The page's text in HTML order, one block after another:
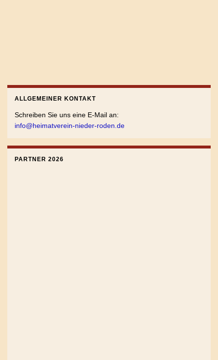
ALLGEMEINER KONTAKT
Schreiben Sie uns eine E-Mail an:
info@heimatverein-nieder-roden.de
PARTNER 2026